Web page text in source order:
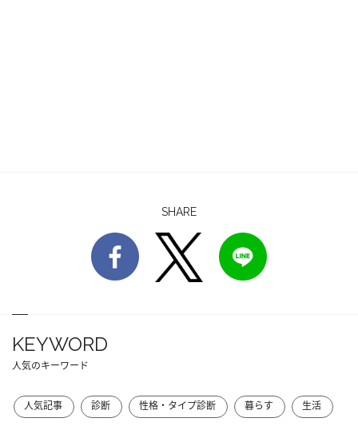
SHARE
KEYWORD
人気のキーワード
人気記事 診断 性格・タイプ診断 暮らす 生活